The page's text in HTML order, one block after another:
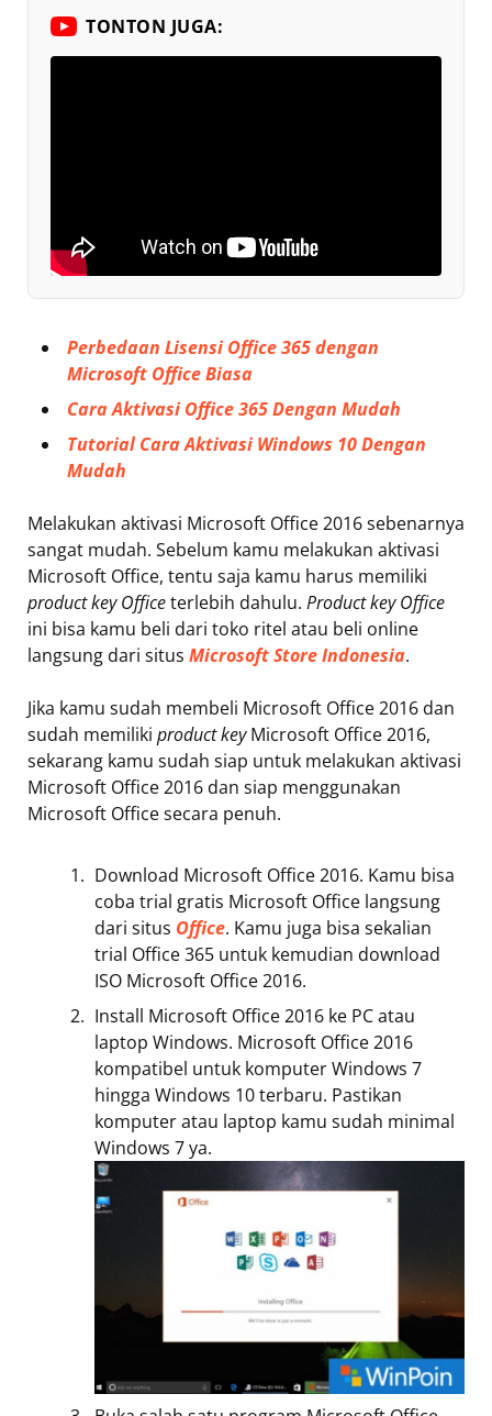
TONTON JUGA:
Perbedaan Lisensi Office 365 dengan
Microsoft Office Biasa
Cara Aktivasi Office 365 Dengan Mudah
Tutorial Cara Aktivasi Windows 10 Dengan
Mudah
Melakukan aktivasi Microsoft Office 2016 sebenarnya
sangat mudah. Sebelum kamu melakukan aktivasi
Microsoft Office, tentu saja kamu harus memiliki
product key Officeterlebih dahulu. Product key Office
ini bisa kamu beli dari toko ritel atau beli online
langsung dari situs Microsoft Store Indonesia.
Jika kamu sudah membeli Microsoft Office 2016 dan
sudah memiliki product keyMicrosoft Office 2016,
sekarang kamu sudah siap untuk melakukan aktivasi
Microsoft Office 2016 dan siap menggunakan
Microsoft Office secara penuh.
Download Microsoft Office 2016. Kamu bisa
coba trial gratis Microsoft Office langsung
dari situs Office. Kamu juga bisa sekalian
trial Office 365 untuk kemudian download
ISO Microsoft Office 2016.
Install Microsoft Office 2016 ke PC atau
laptop Windows. Microsoft Office 2016
kompatibel untuk komputer Windows 7
hingga Windows 10 terbaru. Pastikan
komputer atau laptop kamu sudah minimal
Windows 7 ya.